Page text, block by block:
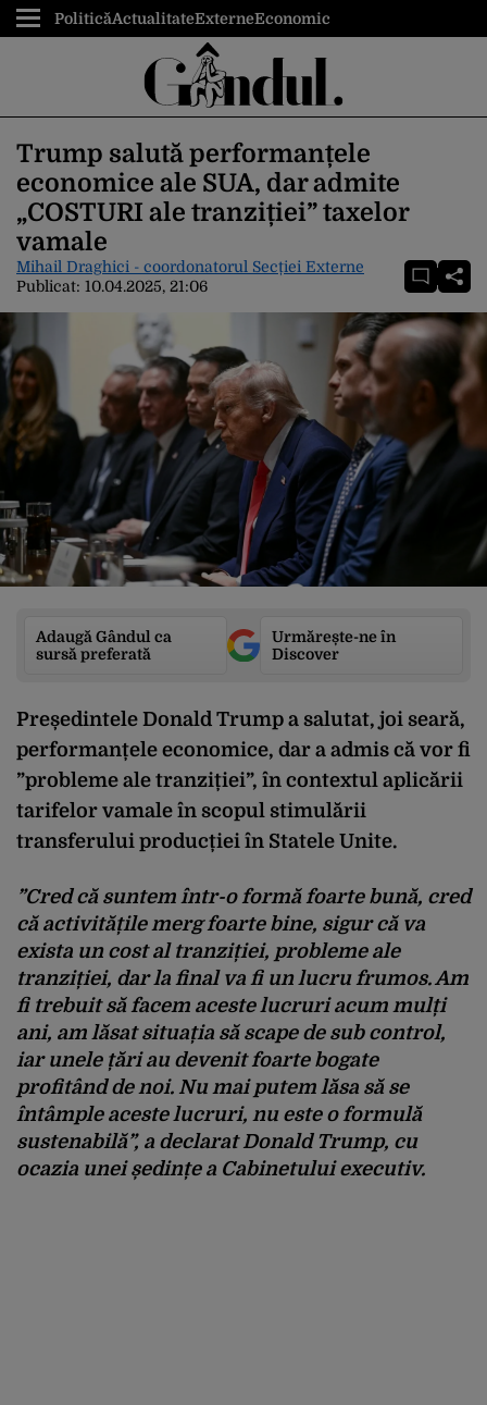
PoliticăActualitateExterneEconomic
Trump salută performanțele
economice ale SUA, dar admite
„COSTURI ale tranziției” taxelor
vamale
Mihail Draghici - coordonatorul Secției Externe
Publicat: 10.04.2025, 21:06
Adaugă Gândul ca
sursă preferată
Urmărește-ne în
Discover
Președintele Donald Trump a salutat, joi seară,
performanțele economice, dar a admis că vor fi
”probleme ale tranziției”, în contextul aplicării
tarifelor vamale în scopul stimulării
transferului producției în Statele Unite.
”Cred că suntem într-o formă foarte bună, cred
că activitățile merg foarte bine, sigur că va
exista un cost al tranziției, probleme ale
tranziției, dar la final va fi un lucru frumos. Am
fi trebuit să facem aceste lucruri acum mulți
ani, am lăsat situația să scape de sub control,
iar unele țări au devenit foarte bogate
profitând de noi. Nu mai putem lăsa să se
întâmple aceste lucruri, nu este o formulă
sustenabilă”, a declarat Donald Trump, cu
ocazia unei ședințe a Cabinetului executiv.